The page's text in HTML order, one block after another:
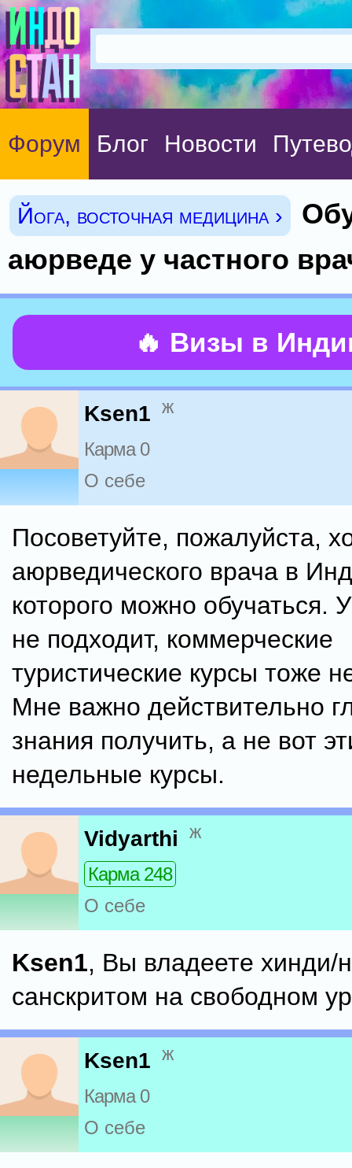
Форум Блог Новости
Йога, восточная медицина ›
аюрведе у частного
🔥 Визы в
Ksen1 ж
Карма 0
О себе
Посоветуйте, пожалуйста,
аюрведического врача в
которого можно обучаться.
не подходит, коммерческие
туристические курсы тоже
Мне важно действительно
знания получить, а не вот
недельные курсы.
Vidyarthi ж
Карма 248
О себе
Ksen1, Вы владеете хинди/
санскритом на свободном
Ksen1 ж
Карма 0
О себе